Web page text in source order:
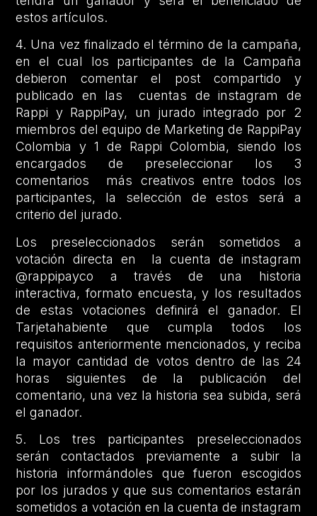
estos artículos.
4. Una vez finalizado el término de la campaña,
en el cual los participantes de la Campaña
debieron comentar el post compartido y
publicado en las cuentas de instagram de
Rappi y RappiPay, un jurado integrado por 2
miembros del equipo de Marketing de RappiPay
Colombia y 1 de Rappi Colombia, siendo los
encargados de preseleccionar los 3
comentarios más creativos entre todos los
participantes, la selección de estos será a
criterio del jurado.
Los preseleccionados serán sometidos a
votación directa en la cuenta de instagram
@rappipayco a través de una historia
interactiva, formato encuesta, y los resultados
de estas votaciones definirá el ganador. El
Tarjetahabiente que cumpla todos los
requisitos anteriormente mencionados, y reciba
la mayor cantidad de votos dentro de las 24
horas siguientes de la publicación del
comentario, una vez la historia sea subida, será
el ganador.
5. Los tres participantes preseleccionados
serán contactados previamente a subir la
historia informándoles que fueron escogidos
por los jurados y que sus comentarios estarán
sometidos a votación en la cuenta de instagram